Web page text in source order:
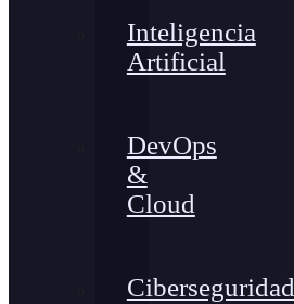
Inteligencia
Artificial
DevOps
&
Cloud
Ciberseguridad